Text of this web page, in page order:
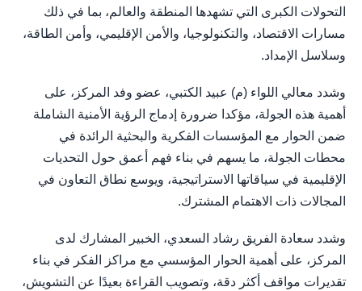
التحولات الكبرى التي تشهدها المنطقة والعالم، بما في ذلك
مسارات الاقتصاد، والتكنولوجيا، والأمن الإقليمي، وأمن الطاقة،
وسلاسل الإمداد.
وشدد معالي اللواء (م) عبيد الكتبي، عضو وفد المركز، على
أهمية هذه الجولة، مؤكدا ضرورة إدماج الرؤية الأمنية الشاملة
ضمن الحوار مع المؤسسات الفكرية والبحثية الرائدة في
محطات الجولة، ما يسهم في بناء فهم أعمق حول التحديات
الإقليمية في سياقاتها الاستراتيجية، ويوسع نطاق التعاون في
المجالات ذات الاهتمام المشترك.
وشدد سعادة الفريق رشاد السعدي، الخبير المشارك لدى
المركز، على أهمية الحوار المؤسسي مع مراكز الفكر في بناء
تقديرات مواقف أكثر دقة، وتصويب القراءة بعيدًا عن التشويش،